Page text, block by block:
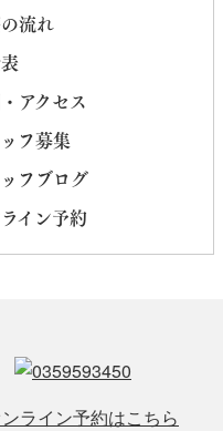
流れ
アクセス
フ募集
フブログ
イン予約